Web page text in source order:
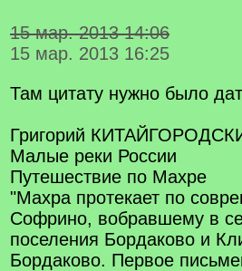
15 мар. 2013 14:06
15 мар. 2013 16:25
Там цитату нужно было
Григорий
Малые реки России
Путешествие по Махре
"Махра протекает по
Софрино, вобравшему в
поселения Бордаково и
Бордаково. Первое